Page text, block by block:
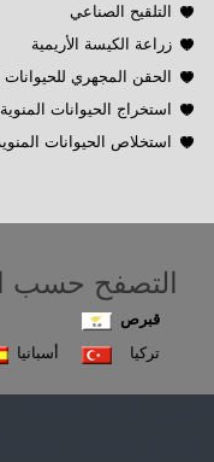
التلقيح الصناعي
زراعة الكيسة الأريمية
الحقن المجهري للحيوانات
استخراج الحيوانات
استخلاص الحيوانات
التصفح حسب
قبرص
تركيا
أسبانيا